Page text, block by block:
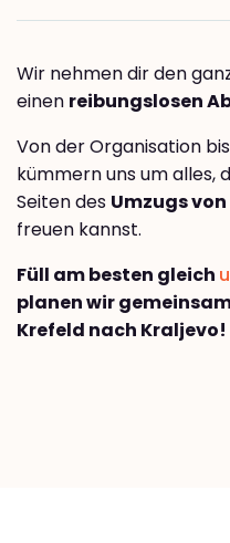
Wir nehmen dir den
einen reibungslosen
Von der Organisation
kümmern uns um alles,
Seiten des Umzugs
freuen kannst.
Füll am besten gleich
planen wir
Krefeld nach Kraljevo!